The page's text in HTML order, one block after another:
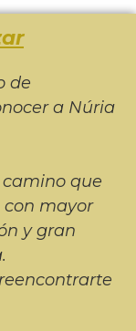
de
a Núria
que
con mayor
y gran